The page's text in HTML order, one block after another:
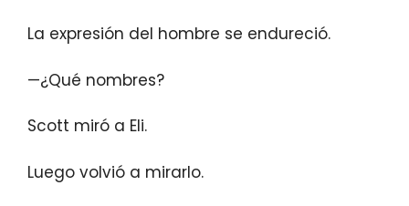
La expresión del hombre se endureció.
—¿Qué nombres?
Scott miró a Eli.
Luego volvió a mirarlo.